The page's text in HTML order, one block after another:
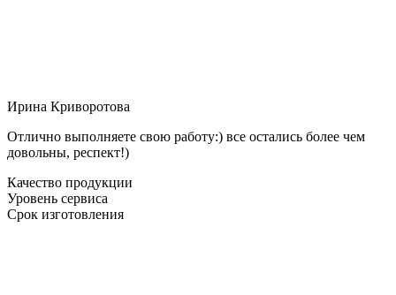
Ирина Криворотова
Отлично выполняете свою работу:) все остались более чем
довольны, респект!)
Качество продукции
Уровень сервиса
Срок изготовления